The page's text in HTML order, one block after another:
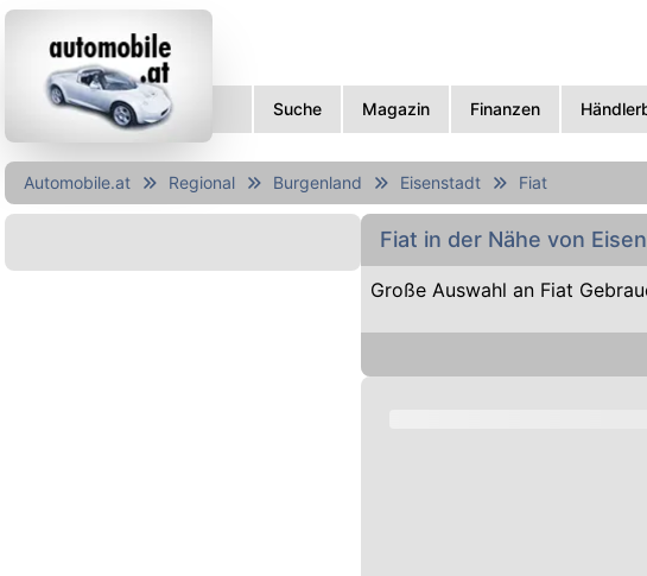
Suche Magazin Finanzen
Automobile.at Regional Burgenland Eisenstadt Fiat
Fiat in der Nähe von
Große Auswahl an Fiat